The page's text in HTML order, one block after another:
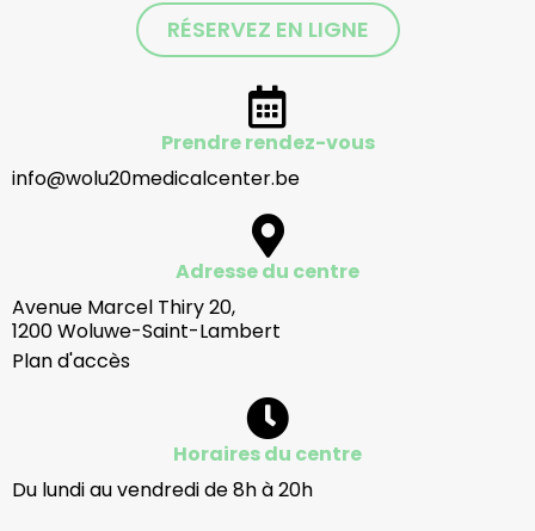
RÉSERVEZ EN LIGNE
Prendre rendez-vous
info@wolu20medicalcenter.be
Adresse du centre
Avenue Marcel Thiry 20,
1200 Woluwe-Saint-Lambert
Plan d'accès
Horaires du centre
Du lundi au vendredi de 8h à 20h